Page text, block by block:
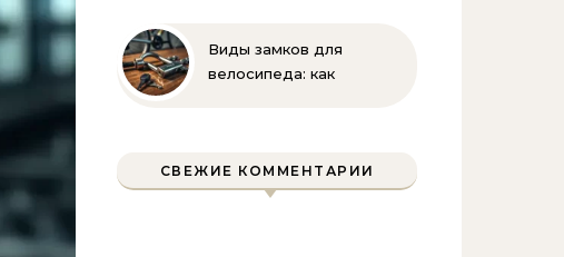
Виды замков для
велосипеда: как
СВЕЖИЕ КОММЕНТАРИИ